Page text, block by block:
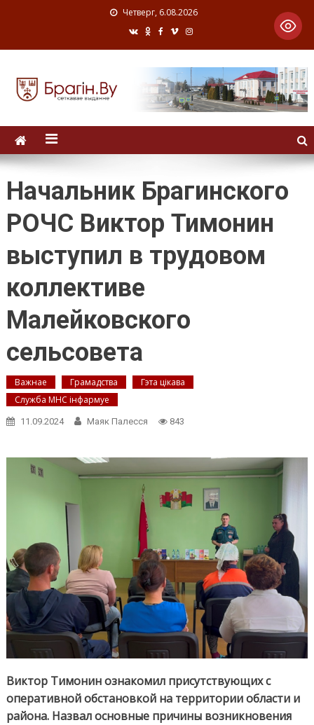
Четверг, 6.08.2026
Начальник Брагинского
РОЧС Виктор Тимонин
выступил в трудовом
коллективе
Малейковского
сельсовета
Важнае Грамадства
Гэта цікава
Служба МНС інфармуе
11.09.2024 Маяк Палесся 843
Виктор Тимонин ознакомил присутствующих с
оперативной обстановкой на территории области и
района. Назвал основные причины возникновения